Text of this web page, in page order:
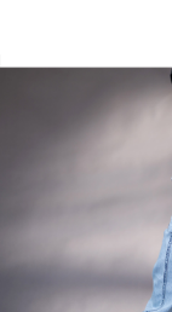
是否繳費成功／繳費
１．透過由恩沛科技
易，需依本服務之必
權轉讓予恩沛科技股
２．關於個人資料處
https://aftee.tw/terms/
３．未成年的使用者
「AFTEE先享後付」
４．使用「AFTEE
時審查核予不同之上
每筆NT$80，滿
宅配
每筆NT$120，滿